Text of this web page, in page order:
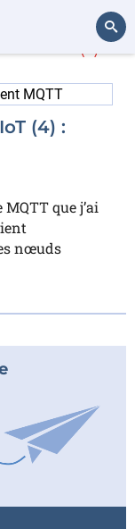
(1)
(4) :
que j’ai
nœuds